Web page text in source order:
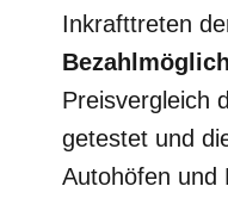
Inkrafttreten
Preisvergleich
getestet und
Autohöfen und